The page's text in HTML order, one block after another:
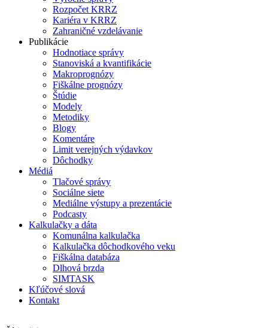
Rozpočet KRRZ
Kariéra v KRRZ
Zahraničné vzdelávanie
Publikácie
Hodnotiace správy
Stanoviská a kvantifikácie
Makroprognózy
Fiškálne prognózy
Štúdie
Modely
Metodiky
Blogy
Komentáre
Limit verejných výdavkov
Dôchodky
Médiá
Tlačové správy
Sociálne siete
Mediálne výstupy a prezentácie
Podcasty
Kalkulačky a dáta
Komunálna kalkulačka
Kalkulačka dôchodkového veku
Fiškálna databáza
Dlhová brzda
SIMTASK
Kľúčové slová
Kontakt